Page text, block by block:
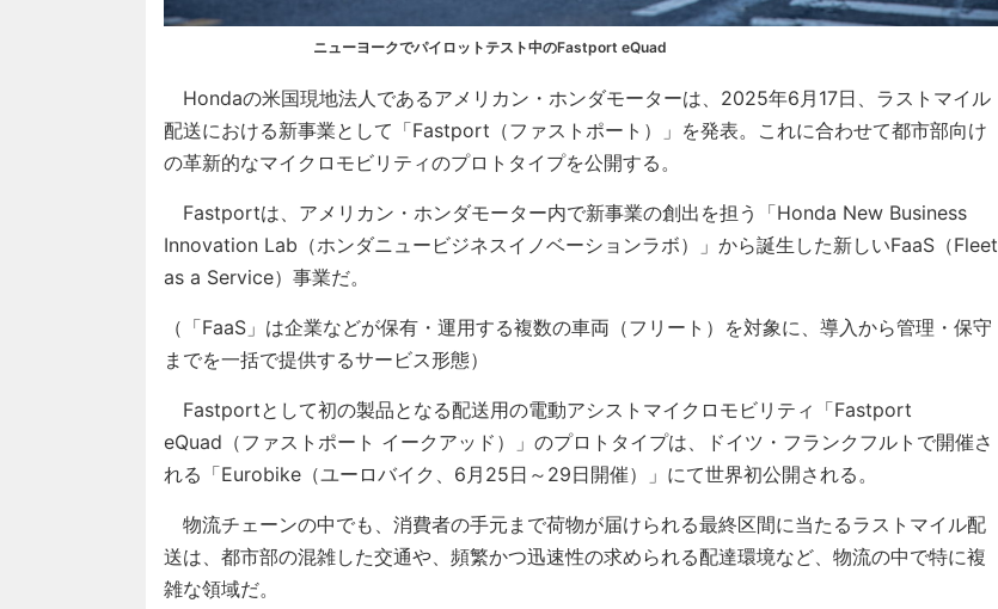
ニューヨークでパイロットテスト中のFastport eQuad
Hondaの米国現地法人であるアメリカン・ホンダモーターは、2025年6月17日、ラストマイル
配送における新事業として「Fastport（ファストポート）」を発表。これに合わせて都市部向け
の革新的なマイクロモビリティのプロトタイプを公開する。
Fastportは、アメリカン・ホンダモーター内で新事業の創出を担う「Honda New Business
Innovation Lab（ホンダニュービジネスイノベーションラボ）」から誕生した新しいFaaS（Fleet
as a Service）事業だ。
（「FaaS」は企業などが保有・運用する複数の車両（フリート）を対象に、導入から管理・保守
までを一括で提供するサービス形態）
Fastportとして初の製品となる配送用の電動アシストマイクロモビリティ「Fastport
eQuad（ファストポート イークアッド）」のプロトタイプは、ドイツ・フランクフルトで開催さ
れる「Eurobike（ユーロバイク、6月25日～29日開催）」にて世界初公開される。
物流チェーンの中でも、消費者の手元まで荷物が届けられる最終区間に当たるラストマイル配
送は、都市部の混雑した交通や、頻繁かつ迅速性の求められる配達環境など、物流の中で特に複
雑な領域だ。